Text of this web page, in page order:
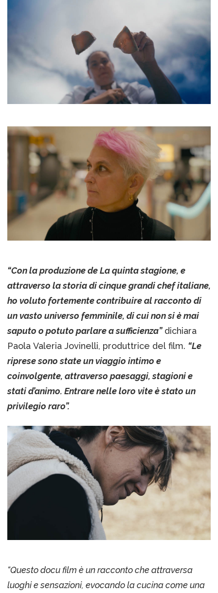
“Con la produzione de La quinta stagione, e
attraverso la storia di cinque grandi chef italiane,
ho voluto fortemente contribuire al racconto di
un vasto universo femminile, di cui non si è mai
saputo o potuto parlare a sufficienza”dichiara
Paola Valeria Jovinelli, produttrice del film. “Le
riprese sono state un viaggio intimo e
coinvolgente, attraverso paesaggi, stagioni e
stati d’animo. Entrare nelle loro vite è stato un
privilegio raro”.
“Questo docu film è un racconto che attraversa
luoghi e sensazioni, evocando la cucina come una